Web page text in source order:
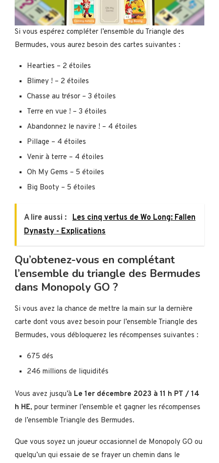
Si vous espérez compléter l’ensemble du Triangle des
Bermudes, vous aurez besoin des cartes suivantes :
Hearties – 2 étoiles
Blimey ! – 2 étoiles
Chasse au trésor – 3 étoiles
Terre en vue ! – 3 étoiles
Abandonnez le navire ! – 4 étoiles
Pillage – 4 étoiles
Venir à terre – 4 étoiles
Oh My Gems – 5 étoiles
Big Booty – 5 étoiles
A lire aussi : Les cinq vertus de Wo Long: Fallen
Dynasty - Explications
Qu’obtenez-vous en complétant
l’ensemble du triangle des Bermudes
dans Monopoly GO ?
Si vous avez la chance de mettre la main sur la dernière
carte dont vous avez besoin pour l’ensemble Triangle des
Bermudes, vous débloquerez les récompenses suivantes :
675 dés
246 millions de liquidités
Vous avez jusqu’à Le 1er décembre 2023 à 11 h PT / 14
h HE, pour terminer l’ensemble et gagner les récompenses
de l’ensemble Triangle des Bermudes.
Que vous soyez un joueur occasionnel de Monopoly GO ou
quelqu’un qui essaie de se frayer un chemin dans le